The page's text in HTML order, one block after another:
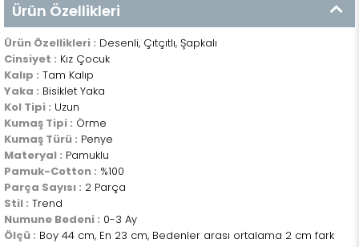
Ürün Özellikleri
Ürün Özellikleri : Desenli, Çıtçıtlı, Şapkalı
Cinsiyet : Kız Çocuk
Kalıp : Tam Kalıp
Yaka : Bisiklet Yaka
Kol Tipi : Uzun
Kumaş Tipi : Örme
Kumaş Türü : Penye
Materyal : Pamuklu
Pamuk-Cotton : %100
Parça Sayısı : 2 Parça
Stil : Trend
Numune Bedeni : 0-3 Ay
Ölçü : Boy 44 cm, En 23 cm, Bedenler arası ortalama 2 cm fark